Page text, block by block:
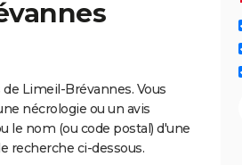
Limeil-Brévannes. Vous
nécrologie ou un avis
le nom (ou code postal) d'une
recherche ci-dessous.